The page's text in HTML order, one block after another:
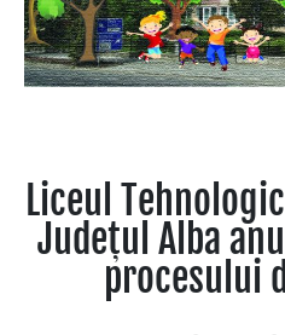
Liceul
Județul Alba
procesului